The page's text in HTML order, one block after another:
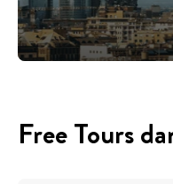
Free Tours